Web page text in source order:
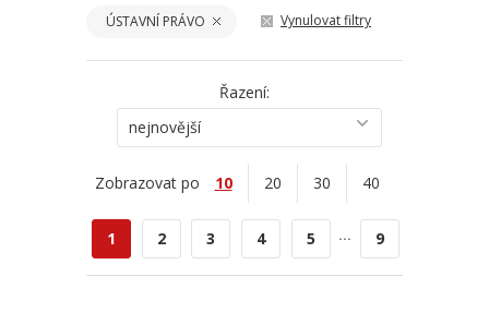
ÚSTAVNÍ PRÁVO Vynulovat filtry
Řazení:
nejnovější
Zobrazovat po 10 20 30 40
1 2 3 4 5 ... 9